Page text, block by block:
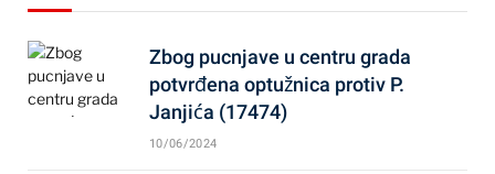
Zbog pucnjave u centru grada
potvrđena optužnica protiv P.
Janjića (17474)
10/06/2024